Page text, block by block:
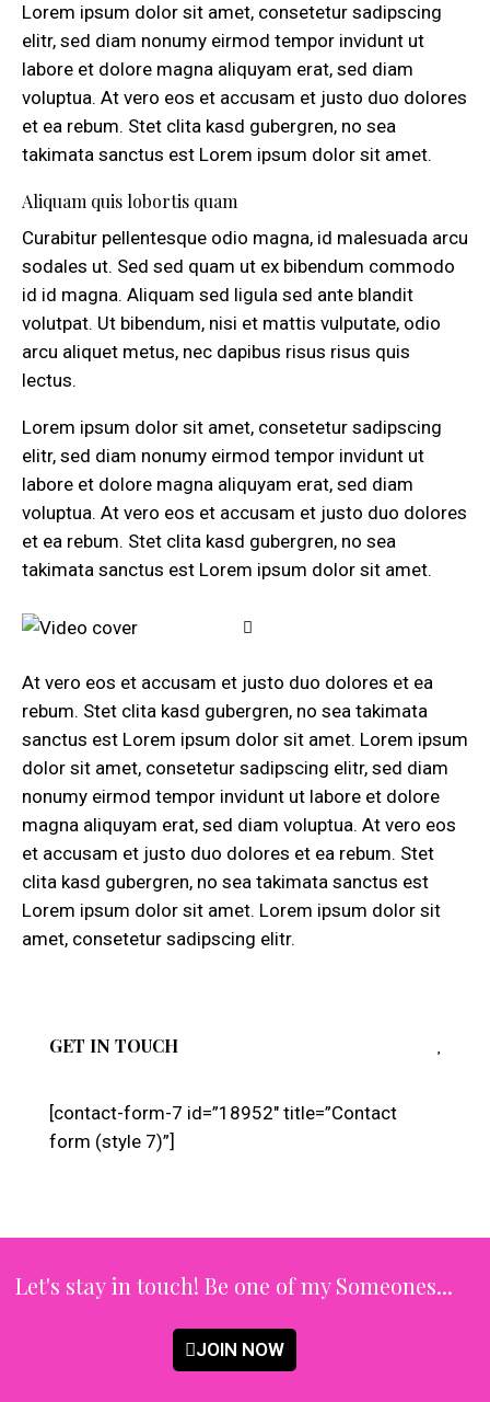
Lorem ipsum dolor sit amet, consetetur sadipscing
elitr, sed diam nonumy eirmod tempor invidunt ut
labore et dolore magna aliquyam erat, sed diam
voluptua. At vero eos et accusam et justo duo dolores
et ea rebum. Stet clita kasd gubergren, no sea
takimata sanctus est Lorem ipsum dolor sit amet.
Aliquam quis lobortis quam
Curabitur pellentesque odio magna, id malesuada arcu
sodales ut. Sed sed quam ut ex bibendum commodo
id id magna. Aliquam sed ligula sed ante blandit
volutpat. Ut bibendum, nisi et mattis vulputate, odio
arcu aliquet metus, nec dapibus risus risus quis
lectus.
Lorem ipsum dolor sit amet, consetetur sadipscing
elitr, sed diam nonumy eirmod tempor invidunt ut
labore et dolore magna aliquyam erat, sed diam
voluptua. At vero eos et accusam et justo duo dolores
et ea rebum. Stet clita kasd gubergren, no sea
takimata sanctus est Lorem ipsum dolor sit amet.
At vero eos et accusam et justo duo dolores et ea
rebum. Stet clita kasd gubergren, no sea takimata
sanctus est Lorem ipsum dolor sit amet. Lorem ipsum
dolor sit amet, consetetur sadipscing elitr, sed diam
nonumy eirmod tempor invidunt ut labore et dolore
magna aliquyam erat, sed diam voluptua. At vero eos
et accusam et justo duo dolores et ea rebum. Stet
clita kasd gubergren, no sea takimata sanctus est
Lorem ipsum dolor sit amet. Lorem ipsum dolor sit
amet, consetetur sadipscing elitr.
GET IN TOUCH
[contact-form-7 id=”18952″ title=”Contact
form (style 7)”]
Let's stay in touch! Be one of my Someones...
JOIN NOW